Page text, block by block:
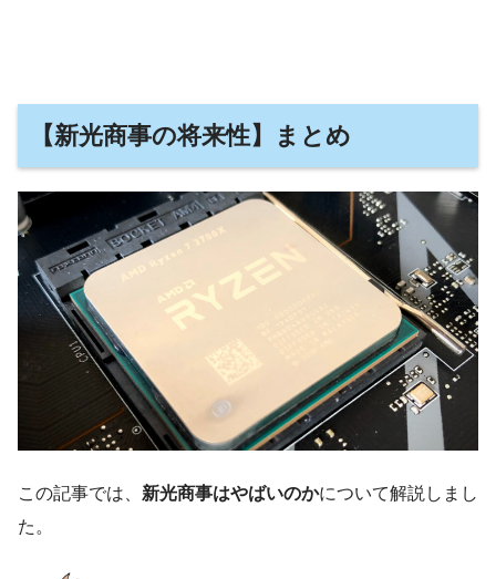
【新光商事の将来性】まとめ
この記事では、 新光商事はやばいのかについて解説しまし
た。